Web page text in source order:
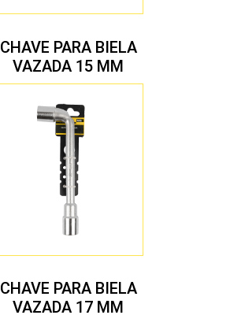
CHAVE PARA BIELA
VAZADA 15 MM
CHAVE PARA BIELA
VAZADA 17 MM